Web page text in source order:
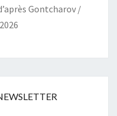
Gontcharov /